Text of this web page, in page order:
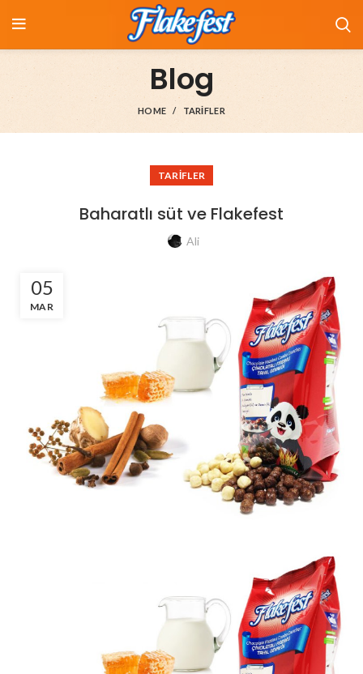
Blog
HOME TARIFLER
TARIFLER
Baharatlı süt ve Flakefest
Ali
05
MAR